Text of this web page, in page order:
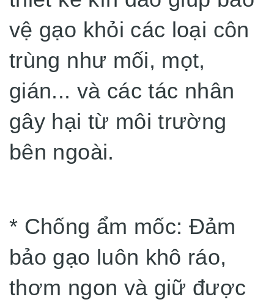
vệ gạo khỏi các loại côn
trùng như mối, mọt,
gián... và các tác nhân
gây hại từ môi trường
bên ngoài.
* Chống ẩm mốc: Đảm
bảo gạo luôn khô ráo,
thơm ngon và giữ được